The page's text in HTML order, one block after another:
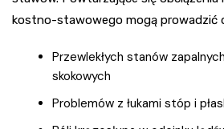
kostno-stawowego mogą prowadzić
Przewlekłych stanów
skokowych
Problemów z łukami stóp i